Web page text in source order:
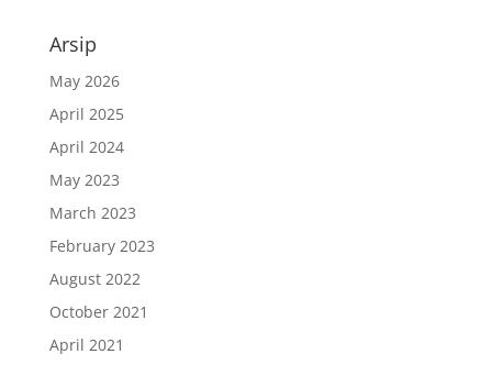
Arsip
May 2026
April 2025
April 2024
May 2023
March 2023
February 2023
August 2022
October 2021
April 2021